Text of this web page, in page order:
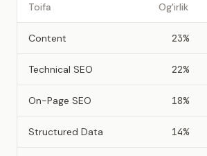
Toifa Og'irlik
Content 23%
Technical SEO 22%
On-Page SEO 18%
Structured Data 14%